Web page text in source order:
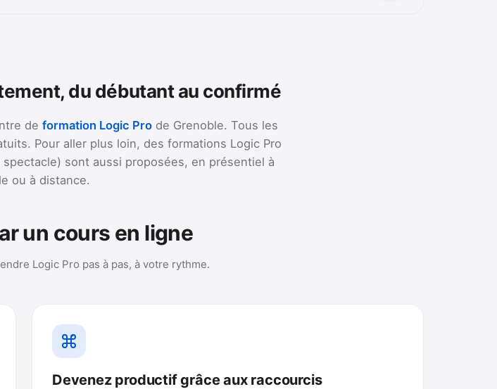
du débutant au confirmé
de formation Logic Pro de Grenoble. Tous les
Pour aller plus loin, des formations Logic Pro
spectacle) sont aussi proposées, en présentiel à
ou à distance.
un cours en ligne
Logic Pro pas à pas, à votre rythme.
Devenez productif grâce aux raccourcis